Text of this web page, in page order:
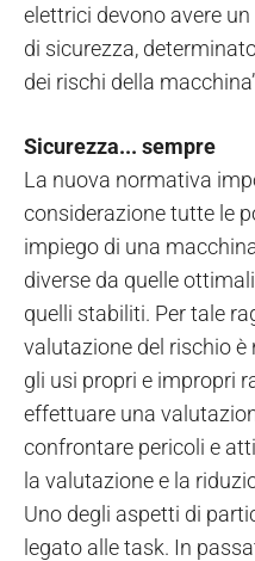
elettrici devono avere
di sicurezza,
dei rischi della
Sicurezza... sempre
La nuova normativa
considerazione tutte le
impiego di una
diverse da quelle
quelli stabiliti. Per tale
valutazione del rischio
gli usi propri e impropri
effettuare una
confrontare pericoli e
la valutazione e la
Uno degli aspetti di
legato alle task. In